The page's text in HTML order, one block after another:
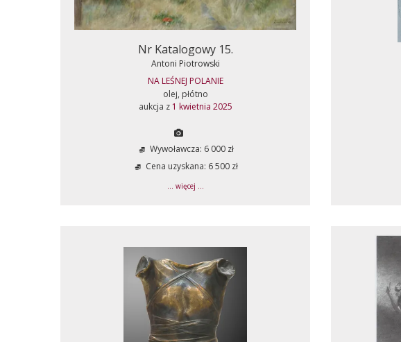
Nr Katalogowy 15.
Antoni Piotrowski
NA LEŚNEJ POLANIE
olej, płótno
aukcja z 1 kwietnia 2025
Wywoławcza: 6 000 zł
Cena uzyskana: 6 500 zł
... więcej ...